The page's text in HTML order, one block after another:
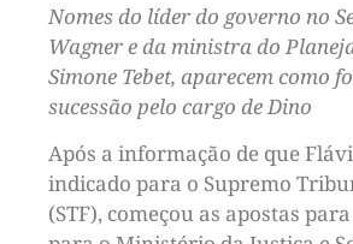
Nomes do líder do governo no
Wagner e da ministra do
Simone Tebet, aparecem como
sucessão pelo cargo de Dino
Após a informação de que
indicado para o Supremo
(STF), começou as apostas